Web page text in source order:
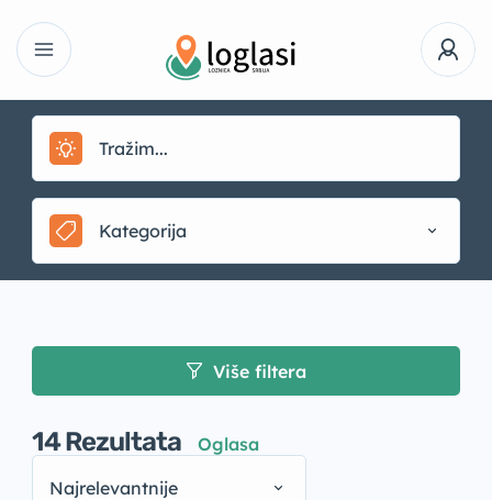
Kategorija
Više filtera
14Rezultata
Oglasa
Najrelevantnije